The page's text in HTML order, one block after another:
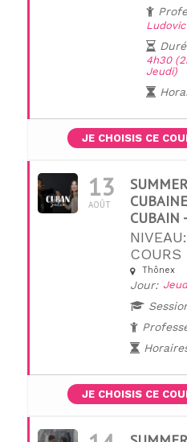
4h30
Jeudi)
JE CHOISIS CE
13
AOÛT
CUBAIN
COURS
Thônex
Jour:
JE CHOISIS CE